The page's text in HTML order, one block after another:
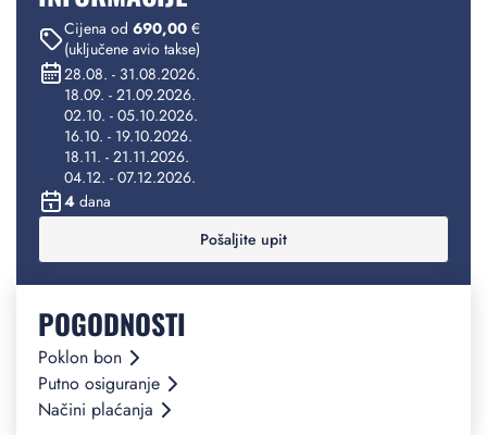
Cijena od 690,00 €
(uključene avio takse)
28.08. - 31.08.2026.
18.09. - 21.09.2026.
02.10. - 05.10.2026.
16.10. - 19.10.2026.
18.11. - 21.11.2026.
04.12. - 07.12.2026.
4 dana
Pošaljite upit
POGODNOSTI
Poklon bon
Putno osiguranje
Načini plaćanja